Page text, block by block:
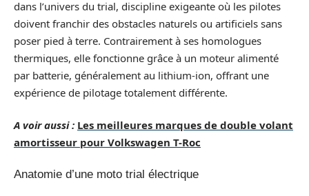
dans l’univers du trial, discipline exigeante où les pilotes
doivent franchir des obstacles naturels ou artificiels sans
poser pied à terre. Contrairement à ses homologues
thermiques, elle fonctionne grâce à un moteur alimenté
par batterie, généralement au lithium-ion, offrant une
expérience de pilotage totalement différente.
A voir aussi : Les meilleures marques de double volant
amortisseur pour Volkswagen T-Roc
Anatomie d’une moto trial électrique